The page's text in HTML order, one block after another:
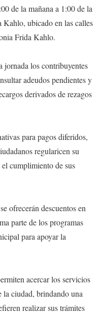
de la mañana a 1:00 de la
ubicado en las calles
Frida Kahlo.
los contribuyentes
adeudos pendientes y
derivados de rezagos
para pagos diferidos,
regularicen su
cumplimiento de sus
ofrecerán descuentos en
parte de los programas
para apoyar la
acercar los servicios
la ciudad, brindando una
realizar sus trámites